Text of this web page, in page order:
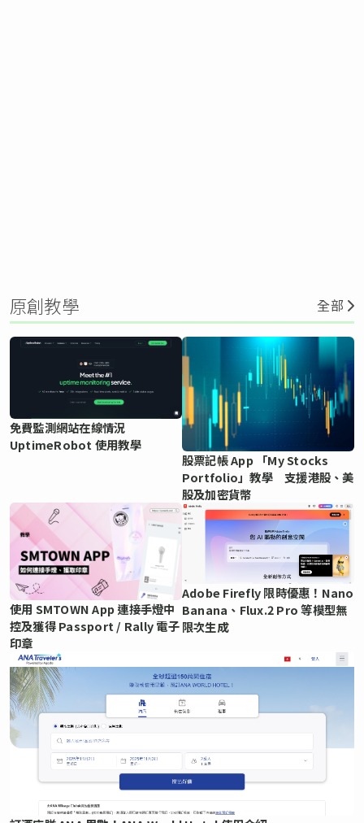
原創教學 全部
免費監測網站在線情況
UptimeRobot 使用教學
股票記帳 App 「My Stocks
Portfolio」教學 支援港股、美
股及加密貨幣
使用 SMTOWN App 連接手燈中
控及獲得 Passport / Rally 電子
印章
Adobe Firefly 限時優惠！Nano
Banana、Flux.2 Pro 等模型無
限次生成